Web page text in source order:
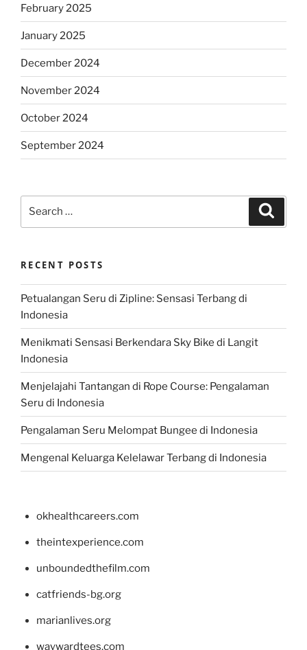
February 2025
January 2025
December 2024
November 2024
October 2024
September 2024
RECENT POSTS
Petualangan Seru di Zipline: Sensasi Terbang di
Indonesia
Menikmati Sensasi Berkendara Sky Bike di Langit
Indonesia
Menjelajahi Tantangan di Rope Course: Pengalaman
Seru di Indonesia
Pengalaman Seru Melompat Bungee di Indonesia
Mengenal Keluarga Kelelawar Terbang di Indonesia
okhealthcareers.com
theintexperience.com
unboundedthefilm.com
catfriends-bg.org
marianlives.org
waywardtees.com